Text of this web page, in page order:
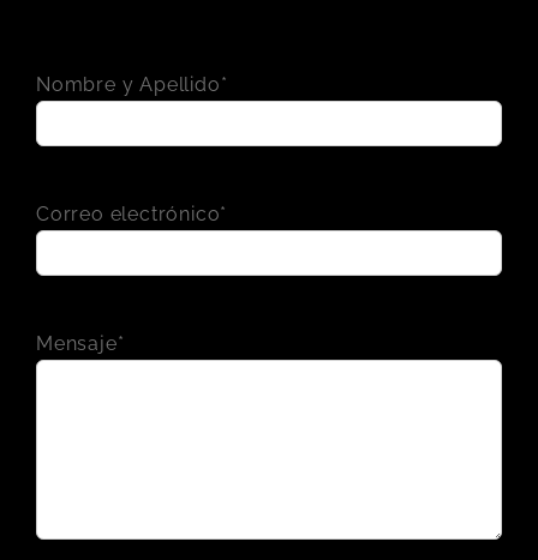
Nombre y Apellido*
Correo electrónico*
Mensaje*